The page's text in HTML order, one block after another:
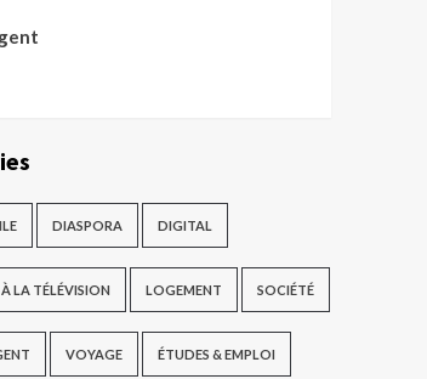
DIASPORA DIGITAL
LA TÉLÉVISION LOGEMENT SOCIÉTÉ
VOYAGE ÉTUDES & EMPLOI